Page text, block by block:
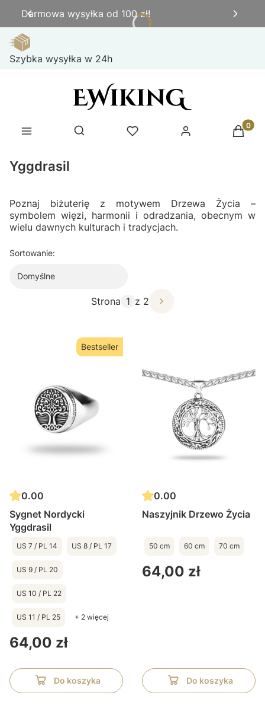
Darmowa wysyłka od 100 zł!
Szybka wysyłka w 24h
Otwórz wyszukiwarkę
Yggdrasil
Poznaj biżuterię z motywem Drzewa Życia –
symbolem więzi, harmonii i odradzania, obecnym w
wielu dawnych kulturach i tradycjach.
Sortowanie:
Domyślne
Strona z 2
Bestseller
0.00
Sygnet Nordycki
Yggdrasil
US 7 / PL 14 US 8 / PL 17
US 9 / PL 20
US 10 / PL 22
US 11 / PL 25 + 2 więcej
Cena
64,00 zł
Do koszyka
0.00
Naszyjnik Drzewo Życia
50 cm 60 cm 70 cm
Cena
64,00 zł
Do koszyka